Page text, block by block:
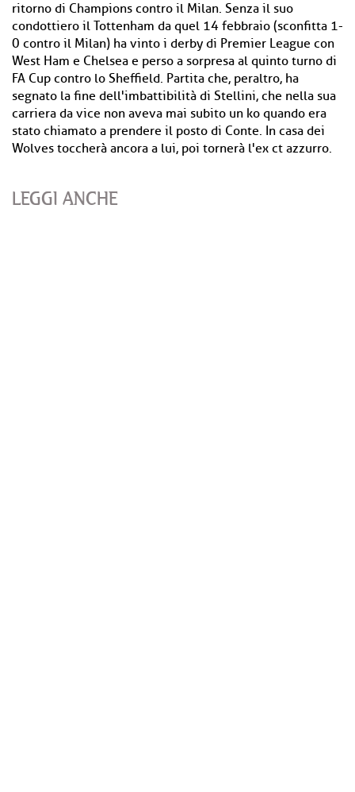
ritorno di Champions contro il Milan. Senza il suo
condottiero il Tottenham da quel 14 febbraio (sconfitta 1-
0 contro il Milan) ha vinto i derby di Premier League con
West Ham e Chelsea e perso a sorpresa al quinto turno di
FA Cup contro lo Sheffield. Partita che, peraltro, ha
segnato la fine dell'imbattibilità di Stellini, che nella sua
carriera da vice non aveva mai subito un ko quando era
stato chiamato a prendere il posto di Conte. In casa dei
Wolves toccherà ancora a lui, poi tornerà l'ex ct azzurro.
LEGGI ANCHE